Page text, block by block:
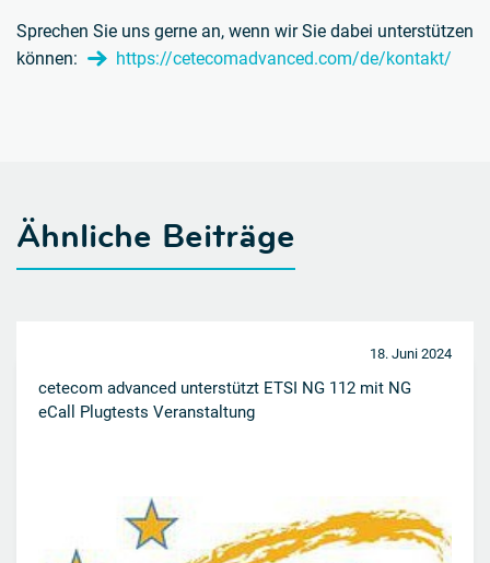
Sprechen Sie uns gerne an, wenn wir Sie dabei unterstützen
können:
https://cetecomadvanced.com/de/kontakt/
Ähnliche Beiträge
18. Juni 2024
cetecom advanced unterstützt ETSI NG 112 mit NG
eCall Plugtests Veranstaltung